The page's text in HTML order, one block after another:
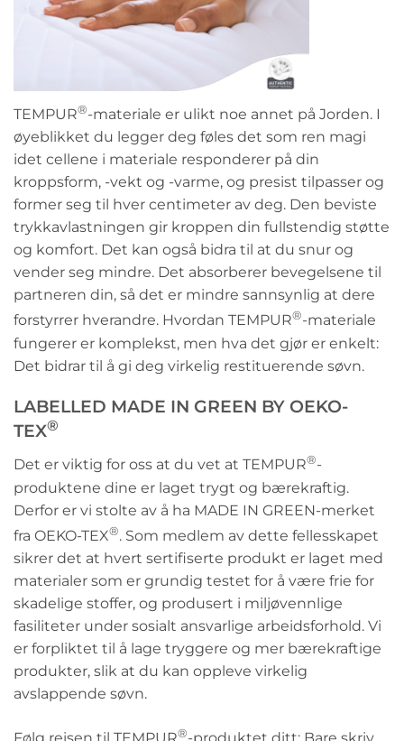
TEMPUR®-materiale er ulikt noe annet på Jorden. I
øyeblikket du legger deg føles det som ren magi
idet cellene i materiale responderer på din
kroppsform, -vekt og -varme, og presist tilpasser og
former seg til hver centimeter av deg. Den beviste
trykkavlastningen gir kroppen din fullstendig støtte
og komfort. Det kan også bidra til at du snur og
vender seg mindre. Det absorberer bevegelsene til
partneren din, så det er mindre sannsynlig at dere
forstyrrer hverandre. Hvordan TEMPUR®-materiale
fungerer er komplekst, men hva det gjør er enkelt:
Det bidrar til å gi deg virkelig restituerende søvn.
LABELLED MADE IN GREEN BY OEKO-
TEX®
Det er viktig for oss at du vet at TEMPUR®-
produktene dine er laget trygt og bærekraftig.
Derfor er vi stolte av å ha MADE IN GREEN-merket
fra OEKO-TEX®. Som medlem av dette fellesskapet
sikrer det at hvert sertifiserte produkt er laget med
materialer som er grundig testet for å være frie for
skadelige stoffer, og produsert i miljøvennlige
fasiliteter under sosialt ansvarlige arbeidsforhold. Vi
er forpliktet til å lage tryggere og mer bærekraftige
produkter, slik at du kan oppleve virkelig
avslappende søvn.
®